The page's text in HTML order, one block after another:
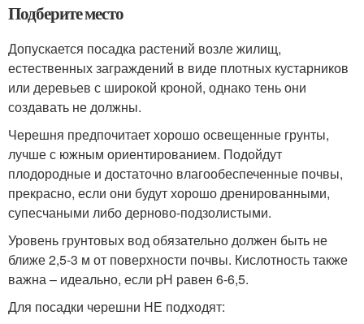
Подберите место
Допускается посадка растений возле жилищ,
естественных заграждений в виде плотных кустарников
или деревьев с широкой кроной, однако тень они
создавать не должны.
Черешня предпочитает хорошо освещенные грунты,
лучше с южным ориентированием. Подойдут
плодородные и достаточно влагообеспеченные почвы,
прекрасно, если они будут хорошо дренированными,
супесчаными либо дерново-подзолистыми.
Уровень грунтовых вод обязательно должен быть не
ближе 2,5-3 м от поверхности почвы. Кислотность также
важна – идеально, если pH равен 6-6,5.
Для посадки черешни НЕ подходят: